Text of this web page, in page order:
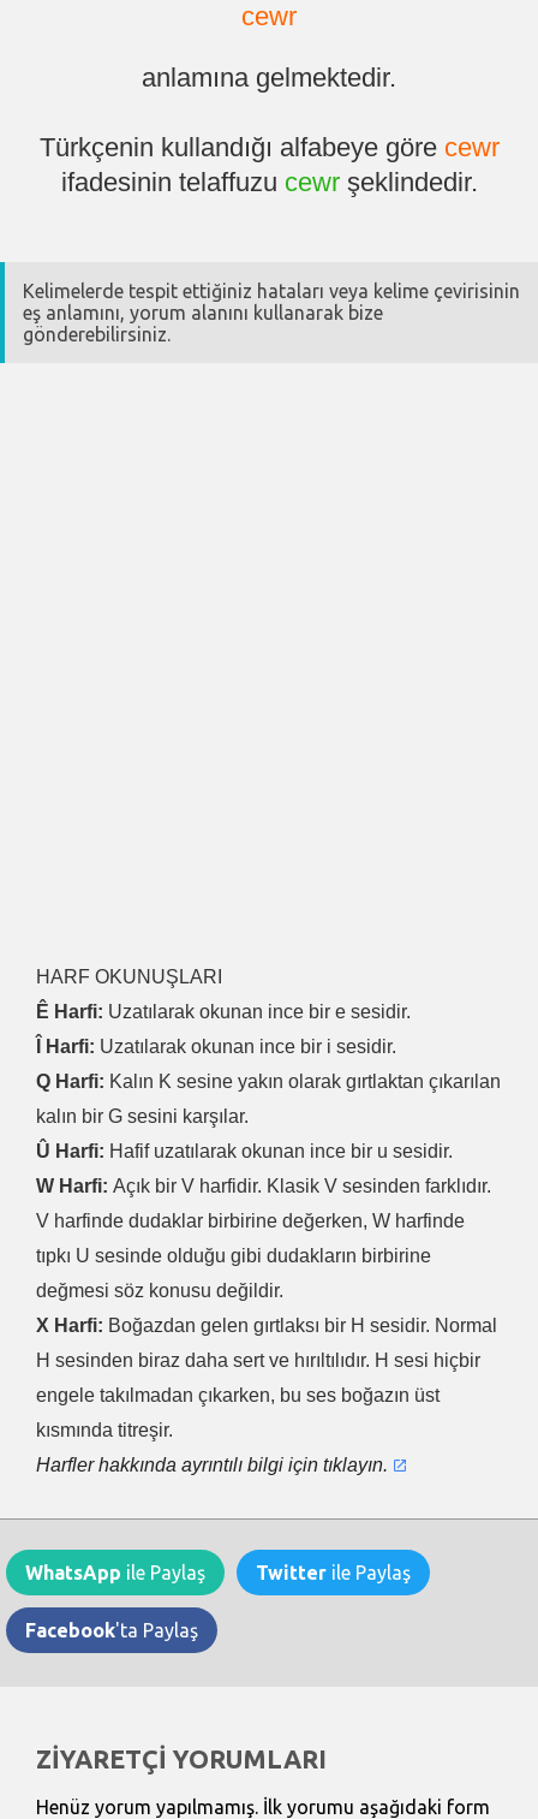
cewr
anlamına gelmektedir.
Türkçenin kullandığı alfabeye göre cewr
ifadesinin telaffuzu cewrşeklindedir.
Kelimelerde tespit ettiğiniz hataları veya kelime çevirisinin
eş anlamını, yorum alanını kullanarak bize
gönderebilirsiniz.
HARF OKUNUŞLARI
Ê Harfi: Uzatılarak okunan ince bir e sesidir.
Î Harfi: Uzatılarak okunan ince bir i sesidir.
Q Harfi: Kalın K sesine yakın olarak gırtlaktan çıkarılan
kalın bir G sesini karşılar.
Û Harfi: Hafif uzatılarak okunan ince bir u sesidir.
W Harfi: Açık bir V harfidir. Klasik V sesinden farklıdır.
V harfinde dudaklar birbirine değerken, W harfinde
tıpkı U sesinde olduğu gibi dudakların birbirine
değmesi söz konusu değildir.
X Harfi: Boğazdan gelen gırtlaksı bir H sesidir. Normal
H sesinden biraz daha sert ve hırıltılıdır. H sesi hiçbir
engele takılmadan çıkarken, bu ses boğazın üst
kısmında titreşir.
Harfler hakkında ayrıntılı bilgi için tıklayın.
WhatsApp ile Paylaş Twitter ile Paylaş
Facebook'ta Paylaş
ZİYARETÇİ YORUMLARI
Henüz yorum yapılmamış. İlk yorumu aşağıdaki form